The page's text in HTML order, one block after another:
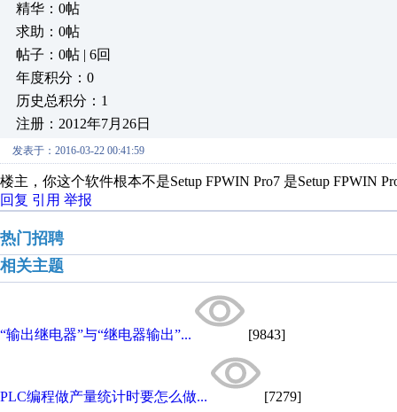
精华：0帖
求助：0帖
帖子：0帖 | 6回
年度积分：0
历史总积分：1
注册：2012年7月26日
发表于：2016-03-22 00:41:59
楼主，你这个软件根本不是Setup FPWIN Pro7 是Setup FPWIN
回复 引用 举报
热门招聘
相关主题
“输出继电器”与“继电器输出”... [9843]
PLC编程做产量统计时要怎么做... [7279]